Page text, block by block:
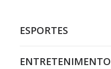
ESPORTES
ENTRETENIMENTO